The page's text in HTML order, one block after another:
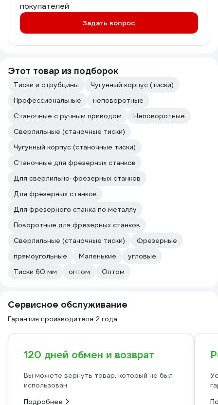
покупателей
Задать вопрос
Этот товар из подборок
Тиски и струбцины
Чугунный корпус (тиски)
Профессиональные
неповоротные
Станочные с ручным приводом
Неповоротные
Сверлильные (станочные тиски)
Чугунный корпус (станочные тиски)
Станочные для фрезерных станков
Для сверлильно-фрезерных станков
Для фрезерных станков
Для фрезерного станка по металлу
Поворотные для фрезерных станков
Сверлильные (станочные тиски)
Фрезерные
прямоугольные
Маленькие
угловые
Тиски 60 мм
оптом Оптом
Сервисное обслуживание
Гарантия производителя 2 года
120 дней обмен и возврат
Вы можете вернуть товар, который не был
использован
Подробнее